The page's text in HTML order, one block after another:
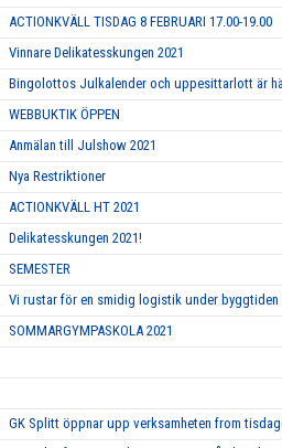
ACTIONKVÄLL TISDAG 8 FEBRUARI 17.00-19.00
Vinnare Delikatesskungen 2021
Bingolottos Julkalender och uppesittarlott är
WEBBUKTIK ÖPPEN
Anmälan till Julshow 2021
Nya Restriktioner
ACTIONKVÄLL HT 2021
Delikatesskungen 2021!
SEMESTER
Vi rustar för en smidig logistik under byggtiden
SOMMARGYMPASKOLA 2021
GK Splitt öppnar upp verksamheten from